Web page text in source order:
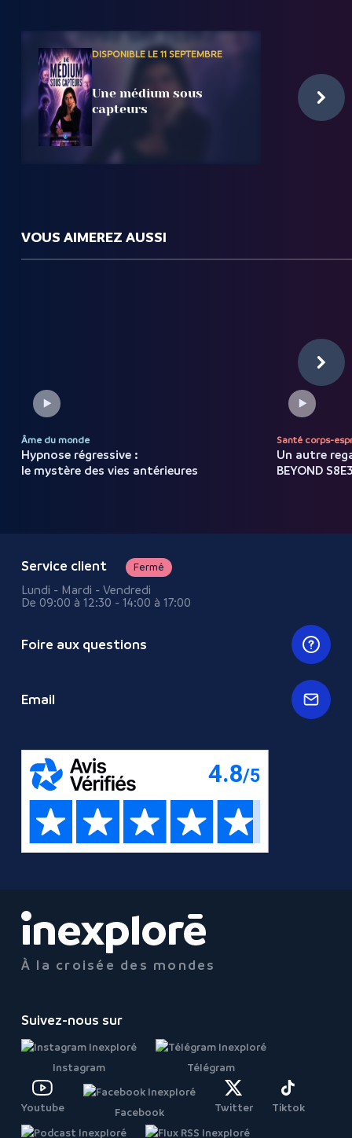
DISPONIBLE LE 11 SEPTEMBRE
Une médium sous
capteurs
VOUS AIMEREZ AUSSI
Âme du monde
Hypnose régressive :
le mystère des vies antérieures
Santé corps-
Un autre
BEYOND
À la croisée des mondes
Suivez-nous sur
Instagram Télégram
Youtube Facebook Twitter Tiktok
Service client Fermé
Lundi - Mardi - Vendredi
De 09:00 à 12:30 - 14:00 à 17:00
Foire aux questions
Email